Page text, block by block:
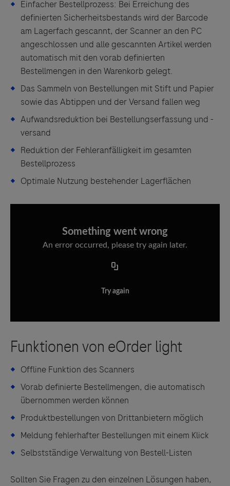
Einfacher Bestellprozess: Bei Erreichung des
definierten Sicherheitsbestands wird der Barcode
am Lagerfach gescannt, der Scanner an den PC
angeschlossen und alle gescannten Artikel werden
automatisch mit den vorab definierten
Bestellmengen in den Warenkorb gelegt.
Das Sammeln von Bestellungen mit Stift und Papier
sowie das Abtippen und der Versand fallen weg
Aufwandsreduktion bei Bestellungserfassung und -
versand
Reduktion der Fehleranfälligkeit im gesamten
Bestellprozess
Optimale Nutzung bestehender Lagerflächen
Something went wrong
An error occurred, please try again later.
Try again
Offline Funktion des Scanners
Vorab definierte Bestellmengen, die automatisch
übernommen werden können
Produktbestellungen von Drittanbietern möglich
Meldung fehlerhafter Bestellungen mit einem Klick
Selbstständige Verwaltung von Bestell-Listen
Sollten Sie Fragen zu den einzelnen Lösungen haben,
Links zu Websites Dritter werden im Sinne des
Servicegedankens angeboten. Der Herausgeber äußert
keine Meinung über den Inhalt von Websites Dritter und
Drittinformationen und deren Verwendung ab.